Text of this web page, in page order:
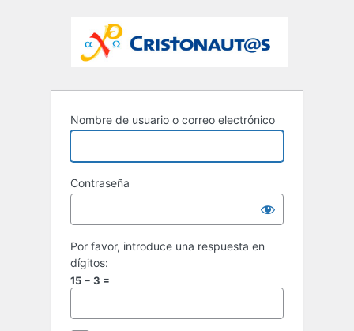
Nombre de usuario o correo electrónico
Contraseña
Por favor, introduce una respuesta en
dígitos:
15 − 3 =